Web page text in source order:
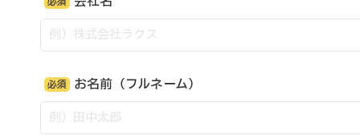
お名前（フルネーム）
必須